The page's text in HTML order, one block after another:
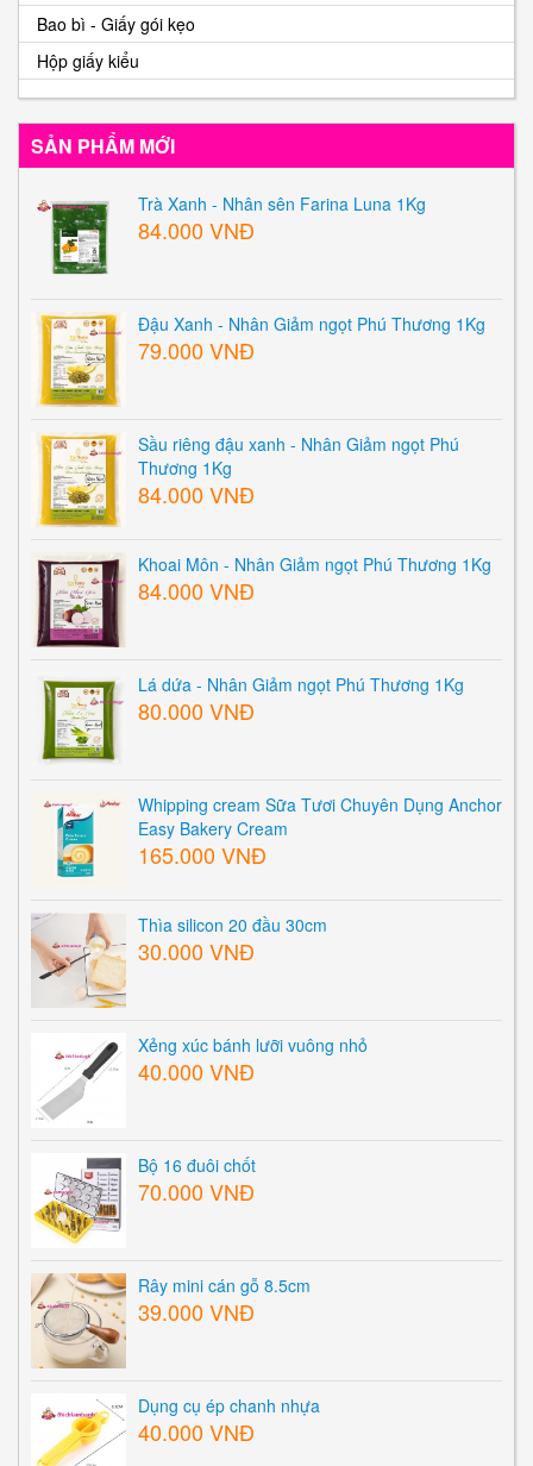
Bao bì - Giấy gói kẹo
Hộp giấy kiểu
SẢN PHẨM MỚI
Trà Xanh - Nhân sên Farina Luna 1Kg
84.000 VNĐ
Đậu Xanh - Nhân Giảm ngọt Phú Thương 1Kg
79.000 VNĐ
Sầu riêng đậu xanh - Nhân Giảm ngọt Phú
Thương 1Kg
84.000 VNĐ
Khoai Môn - Nhân Giảm ngọt Phú Thương 1Kg
84.000 VNĐ
Lá dứa - Nhân Giảm ngọt Phú Thương 1Kg
80.000 VNĐ
Whipping cream Sữa Tươi Chuyên Dụng Anchor
Easy Bakery Cream
165.000 VNĐ
Thìa silicon 20 đầu 30cm
30.000 VNĐ
Xẻng xúc bánh lưỡi vuông nhỏ
40.000 VNĐ
Bộ 16 đuôi chốt
70.000 VNĐ
Rây mini cán gỗ 8.5cm
39.000 VNĐ
Dụng cụ ép chanh nhựa
40.000 VNĐ